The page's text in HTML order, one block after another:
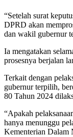
“Setelah surat
DPRD akan
dan wakil gubernur
Ia mengatakan
prosesnya berjalan
Terkait dengan
gubernur terpilih,
80 Tahun 2024
“Apakah
hanya menunggu
Kementerian Dalam